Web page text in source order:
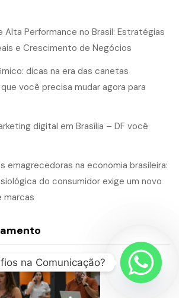
Alta Performance no Brasil: Estratégias
e Crescimento de Negócios
dicas na era das canetas
você precisa mudar agora para
digital em Brasília – DF você
emagrecedoras na economia brasileira:
do consumidor exige um novo
marcas
na Comunicação?